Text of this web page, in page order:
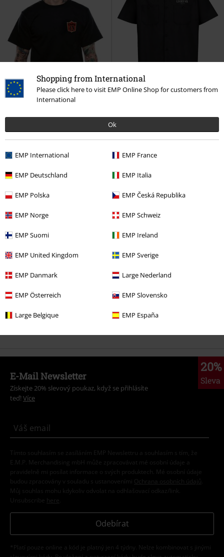
Shopping from International
Please click here to visit EMP Online Shop for customers from
International
Ok
EMP International EMP France
EMP Deutschland EMP Italia
EMP Polska EMP Česká Republika
EMP Norge EMP Schweiz
EMP Suomi EMP Ireland
EMP United Kingdom EMP Sverige
EMP Danmark Large Nederland
EMP Österreich EMP Slovensko
Large Belgique EMP España
Tričko L13 Custom Clean
Pracovní košile L13 The Miss Trust
rukávem
Dopřejte si 30denní zkušební verzi našeho BACKSTAGE CLUB
Aktivujte si svou bezplatnou zkušební verzi!
20%
Sleva
E-Mail Newsletter
Získejte 20% slevový poukaz, když se přihlásíte
teď! Více
Tímto souhlasím se zasíláním EMP Newslettru a souhlasím s tím, že
E.M.P. Merchandising mbH může zpracovávat mé osobní údaje a
pravidelně mi posílat informace o svých produktech. Mé osobní údaje
budou zpracovány v souladu s ustanoveními
Ochrana osobních údajů
Můj souhlas mohu kdykoliv odvolat na odhlašovací odkaz/link.
Unsubscribe here
Odebírat
*Platí pouze online a kód je platný jen 4 týdny. Nelze kombinovat s jinými